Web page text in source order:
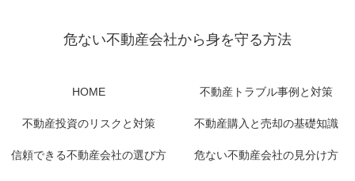
危ない不動産会社から身を守る方法
HOME 不動産トラブル事例と対策
不動産投資のリスクと対策 不動産購入と売却の基礎知識
信頼できる不動産会社の選び方 危ない不動産会社の見分け方